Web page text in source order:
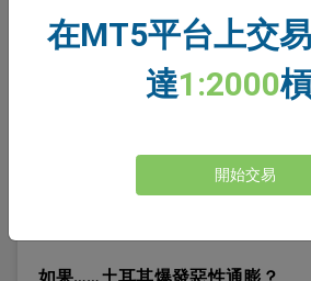
在MT5平台上交
達1:2000
開始交易